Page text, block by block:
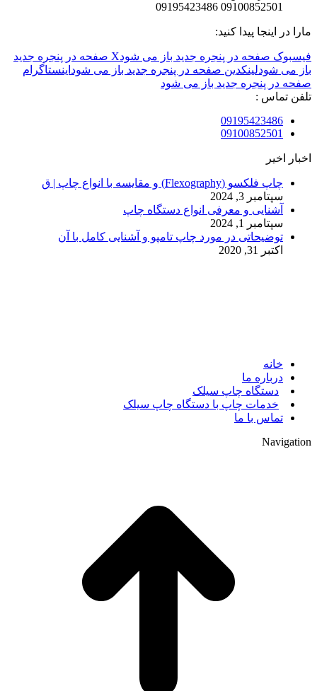
09100852501 09195423486
مارا در اینجا پیدا کنید:
فیسبوک صفحه در پنجره جدید باز می شود
X صفحه در پنجره جدید
باز می شودلینکدین صفحه در پنجره جدید باز می شود اینستاگرام
صفحه در پنجره جدید باز می شود
تلفن تماس :
09195423486
09100852501
اخبار اخیر
چاپ فلکسو (Flexography) و مقایسه با انواع چاپ | ق
سپتامبر 3, 2024
آشنایی و معرفی انواع دستگاه چاپ
سپتامبر 1, 2024
توضیحاتی در مورد چاپ تامپو و آشنایی کامل با آن
اکتبر 31, 2020
خانه
درباره ما
دستگاه چاپ سیلک
خدمات چاپ با دستگاه چاپ سیلک
تماس با ما
Navigation